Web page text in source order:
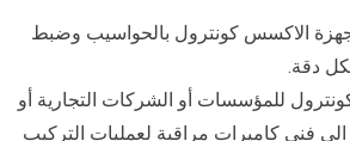
الاكسس كونترول بالحواسيب وضبط
دقة.
للمؤسسات أو الشركات التجارية أو
فني كاميرات مراقبة لعمليات التركيب